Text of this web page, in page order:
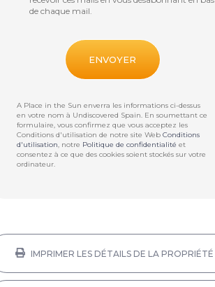
de chaque mail.
A Place in the Sun enverra les informations ci-dessus
en votre nom à Undiscovered Spain. En soumettant ce
formulaire, vous confirmez que vous acceptez les
Conditions d'utilisation de notre site WebConditions
d'utilisation, notre Politique de confidentialité et
consentez à ce que des cookies soient stockés sur votre
ordinateur.
IMPRIMER LES DÉTAILS DE LA PROPRIÉTÉ